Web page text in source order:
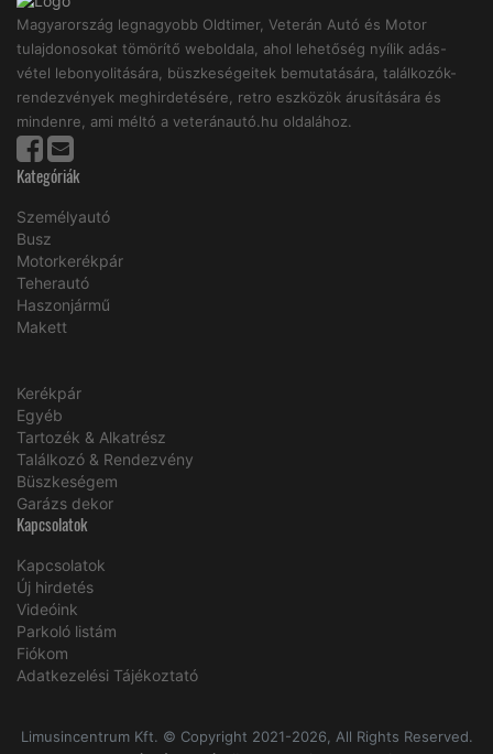
Magyarország legnagyobb Oldtimer, Veterán Autó és Motor
tulajdonosokat tömörítő weboldala, ahol lehetőség nyílik adás-
vétel lebonyolitására, büszkeségeitek bemutatására, találkozók-
rendezvények meghirdetésére, retro eszközök árusítására és
mindenre, ami méltó a veteránautó.hu oldalához.
Kategóriák
Személyautó
Busz
Motorkerékpár
Teherautó
Haszonjármű
Makett
Kerékpár
Egyéb
Tartozék & Alkatrész
Találkozó & Rendezvény
Büszkeségem
Garázs dekor
Kapcsolatok
Kapcsolatok
Új hirdetés
Videóink
Parkoló listám
Fiókom
Adatkezelési Tájékoztató
Limusincentrum Kft. © Copyright 2021-2026, All Rights Reserved.